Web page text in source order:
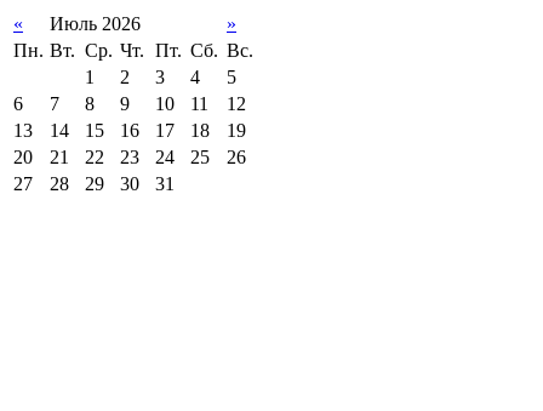
« Июль 2026
»
Пн. Вт. Ср. Чт. Пт. Сб. Вс.
1
2 3 4
5
6
7 8 9 10 11
12
13
14 15 16 17 18
19
20
21 22 23 24 25
26
27
28 29 30 31